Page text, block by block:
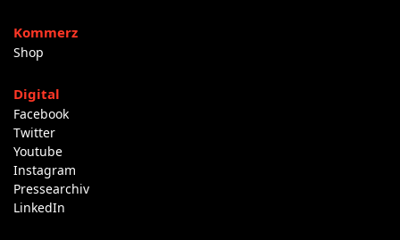
Kommerz
Shop
Digital
Facebook
Twitter
Youtube
Instagram
Pressearchiv
LinkedIn